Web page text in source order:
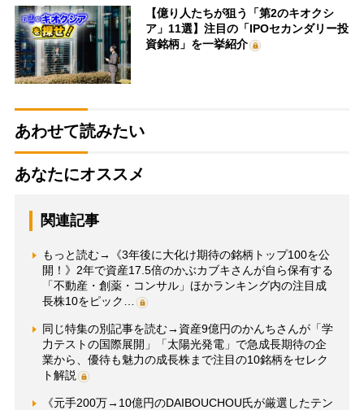
【億り人たちが狙う「第2のキオクシ
ア」11選】注目の「IPOセカンダリー投
資銘柄」を一挙紹介
あわせて読みたい
あなたにオススメ
関連記事
もっと読む→《3年後に大化け期待の銘柄トップ100を公
開！》2年で資産17.5倍のかぶカブキさんが自ら保有する
「不動産・創薬・コンサル」ほかランキング内の注目成
長株10をピック…
同じ特集の別記事を読む→資産9億円のかんちさんが「学
力テストの国際展開」「太陽光発電」で急成長期待の企
業から、優待も魅力の成長株まで注目の10銘柄をセレク
ト解説
《元手200万→10億円のDAIBOUCHOU氏が厳選したテン